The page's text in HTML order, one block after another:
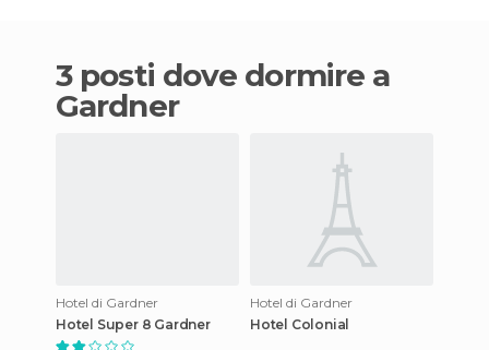
3 posti dove dormire a
Gardner
Hotel di Gardner
Hotel Super 8 Gardner
Hotel di Gardner
Hotel Colonial